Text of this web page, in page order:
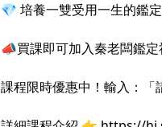
💎 培養一雙受用一生的鑑
📣買課即可加入秦老闆鑑
課程限時優惠中！輸入：「